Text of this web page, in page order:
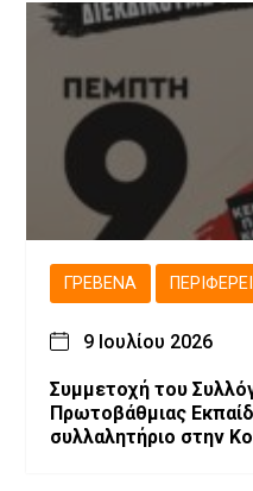
ΓΡΕΒΕΝΆ
9 Ιουλίου 2026
Συμμετοχή του
Πρωτοβάθμιας
συλλαλητήριο στην